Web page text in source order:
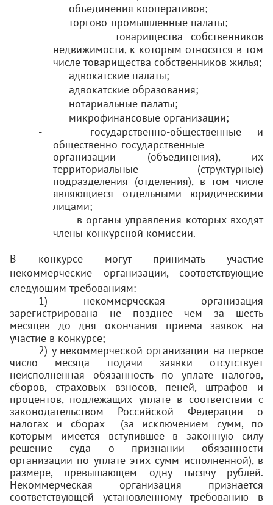
-
объединения кооперативов;
-
торгово-промышленные палаты;
-
товарищества собственников
недвижимости, к которым относятся в том
числе товарищества собственников жилья;
-
адвокатские палаты;
-
адвокатские образования;
-
нотариальные палаты;
-
микрофинансовые организации;
-
государственно-общественные и
общественно-государственные
организации (объединения), их
территориальные (структурные)
подразделения (отделения), в том числе
являющиеся отдельными юридическими
лицами;
-
в органы управления которых входят
члены конкурсной комиссии.
В конкурсе могут принимать участие
некоммерческие организации, соответствующие
следующим требованиям:
1) некоммерческая организация
зарегистрирована не позднее чем за шесть
месяцев до дня окончания приема заявок на
участие в конкурсе;
2) у некоммерческой организации на первое
число месяца подачи заявки отсутствует
неисполненная обязанность по уплате налогов,
сборов, страховых взносов, пеней, штрафов и
процентов, подлежащих уплате в соответствии с
законодательством Российской Федерации о
налогах и сборах (за исключением сумм, по
которым имеется вступившее в законную силу
решение суда о признании обязанности
организации по уплате этих сумм исполненной), в
размере, превышающем одну тысячу рублей.
Некоммерческая организация признается
соответствующей установленному требованию в